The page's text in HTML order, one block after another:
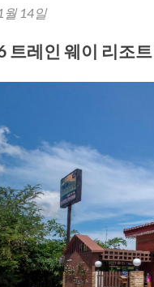
월 14일
트레인 웨이 리조